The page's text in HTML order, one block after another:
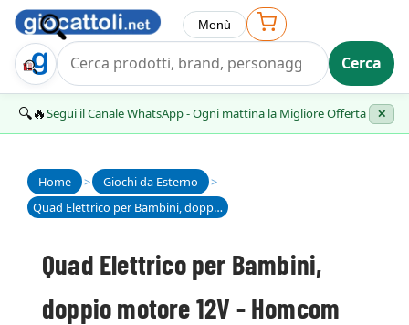
Trova Regalo Cerca
Menù
🔍🔥Segui il Canale WhatsApp - Ogni mattina la Migliore Offerta ✕
Home > Giochi da Esterno
>
Quad Elettrico per Bambini, doppio motore 12V - Homcom
Quad Elettrico per Bambini,
doppio motore 12V - Homcom